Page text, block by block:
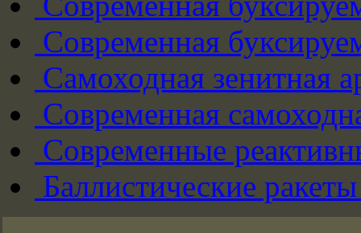
Современная
Самоходная зенитная
Современная
Современные
Баллистические